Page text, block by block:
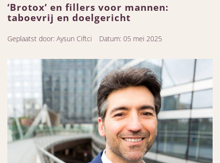
‘Brotox’ en fillers voor mannen:
taboevrij en doelgericht
Geplaatst door: Aysun Ciftci Datum: 05 mei 2025